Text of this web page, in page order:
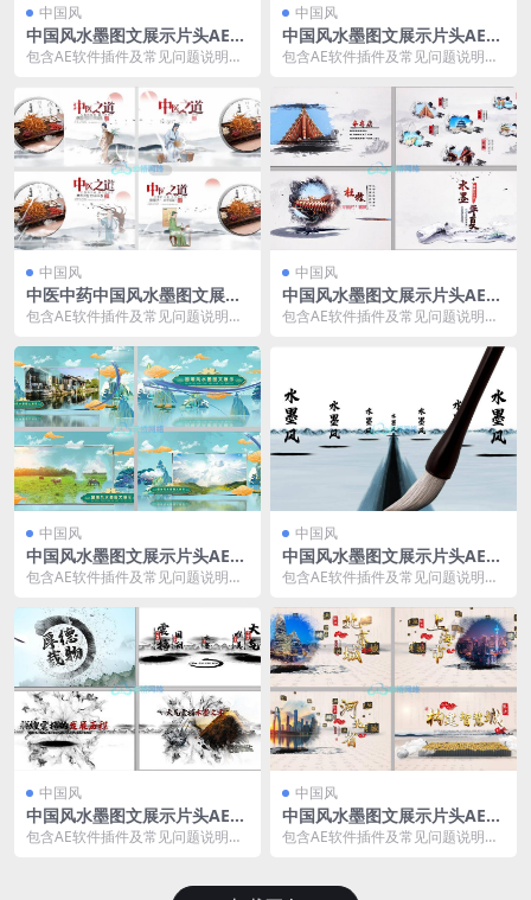
中国风
中国风水墨图文展示片头AE模
板12
包含AE软件插件及常见问题说明文
中国风
中国风水墨图文展示片头AE模
板11
包含AE软件插件及常见问题说明文
国茶文化...
中国风
中医中药中国风水墨图文展示
片头AE模板10
包含AE软件插件及常见问题说明文
医中药中...
中国风
中国风水墨图文展示片头AE模
板09
包含AE软件插件及常见问题说明文
中国风
中国风水墨图文展示片头AE模
板08
包含AE软件插件及常见问题说明文
国风水墨...
中国风
中国风水墨图文展示片头AE模
板07
包含AE软件插件及常见问题说明文
国风水墨...
中国风
中国风水墨图文展示片头AE模
板06
包含AE软件插件及常见问题说明文
中国风
中国风水墨图文展示片头AE模
板05
包含AE软件插件及常见问题说明文